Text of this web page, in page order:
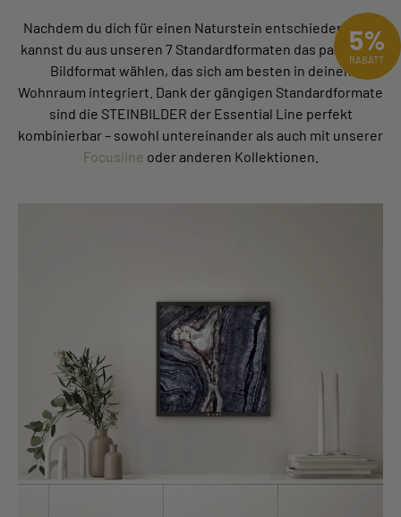
Nachdem du dich für einen Naturstein entschieden hast,
kannst du aus unseren 7 Standardformaten das passende
Bildformat wählen, das sich am besten in deinen
Wohnraum integriert. Dank der gängigen Standardformate
sind die STEINBILDER der Essential Line perfekt
kombinierbar – sowohl untereinander als auch mit unserer
Focusline oder anderen Kollektionen.
5%
RABATT